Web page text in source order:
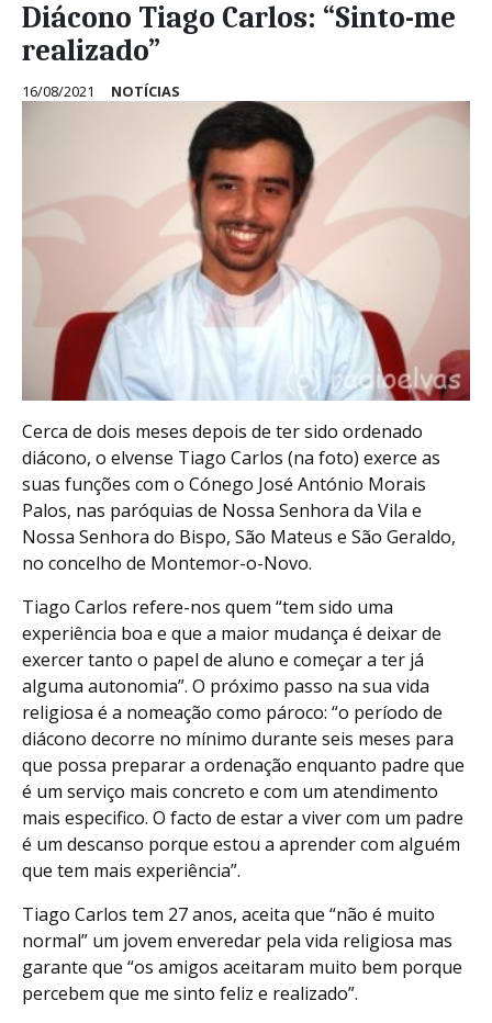
Diácono Tiago Carlos: “Sinto-me
realizado”
16/08/2021 NOTÍCIAS
Cerca de dois meses depois de ter sido ordenado
diácono, o elvense Tiago Carlos (na foto) exerce as
suas funções com o Cónego José António Morais
Palos, nas paróquias de Nossa Senhora da Vila e
Nossa Senhora do Bispo, São Mateus e São Geraldo,
no concelho de Montemor-o-Novo.
Tiago Carlos refere-nos quem “tem sido uma
experiência boa e que a maior mudança é deixar de
exercer tanto o papel de aluno e começar a ter já
alguma autonomia”. O próximo passo na sua vida
religiosa é a nomeação como pároco: “o período de
diácono decorre no mínimo durante seis meses para
que possa preparar a ordenação enquanto padre que
é um serviço mais concreto e com um atendimento
mais especifico. O facto de estar a viver com um padre
é um descanso porque estou a aprender com alguém
que tem mais experiência”.
Tiago Carlos tem 27 anos, aceita que “não é muito
normal” um jovem enveredar pela vida religiosa mas
garante que “os amigos aceitaram muito bem porque
percebem que me sinto feliz e realizado”.